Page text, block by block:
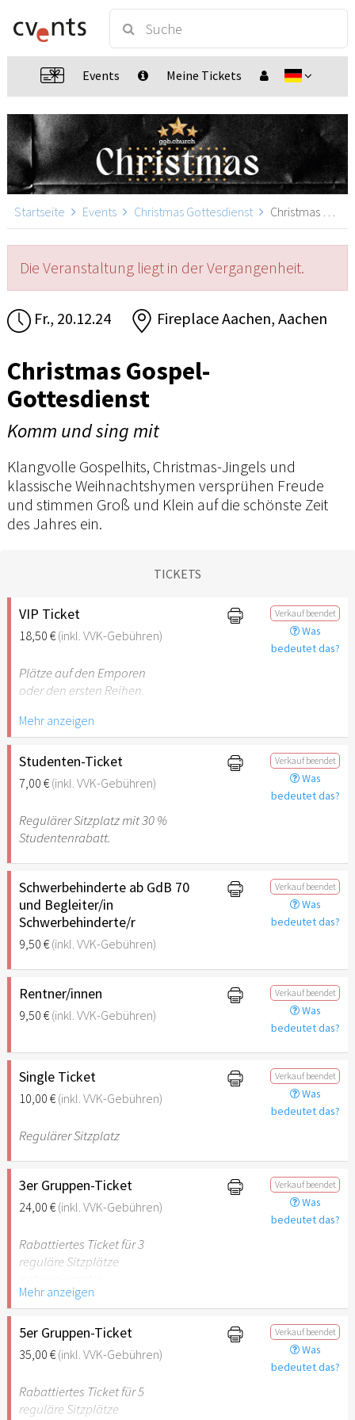
Events Meine Tickets
Startseite Events Christmas Gottesdienst Christmas Gospel-Gottesdienst, Aachen
Die Veranstaltung liegt in der Vergangenheit.
Fr., 20.12.24 Fireplace Aachen, Aachen
Christmas Gospel-
Gottesdienst
Komm und sing mit
Klangvolle Gospelhits, Christmas-Jingels und
klassische Weihnachtshymen versprühen Freude
und stimmen Groß und Klein auf die schönste Zeit
des Jahres ein.
TICKETS
VIP Ticket
18,50 €(inkl. VVK-Gebühren)
Verkauf beendet
Was
bedeutet das?
Plätze auf den Emporen
oder den ersten Reihen.
Ein Gratis Warmgetränk
deiner Wahl inkl.
Mehr anzeigen
Studenten-Ticket
7,00 €(inkl. VVK-Gebühren)
Verkauf beendet
Was
bedeutet das?
Regulärer Sitzplatz mit 30 %
Studentenrabatt.
Schwerbehinderte ab GdB 70
und Begleiter/in
Schwerbehinderte/r
9,50 €(inkl. VVK-Gebühren)
Verkauf beendet
Was
bedeutet das?
Rentner/innen
9,50 €(inkl. VVK-Gebühren)
Verkauf beendet
Was
bedeutet das?
Single Ticket
10,00 €(inkl. VVK-Gebühren)
Verkauf beendet
Was
bedeutet das?
Regulärer Sitzplatz
3er Gruppen-Ticket
24,00 €(inkl. VVK-Gebühren)
Verkauf beendet
Was
bedeutet das?
Rabattiertes Ticket für 3
reguläre Sitzplätze
Mehr anzeigen
5er Gruppen-Ticket
35,00 €(inkl. VVK-Gebühren)
Verkauf beendet
Was
bedeutet das?
Rabattiertes Ticket für 5
reguläre Sitzplätze